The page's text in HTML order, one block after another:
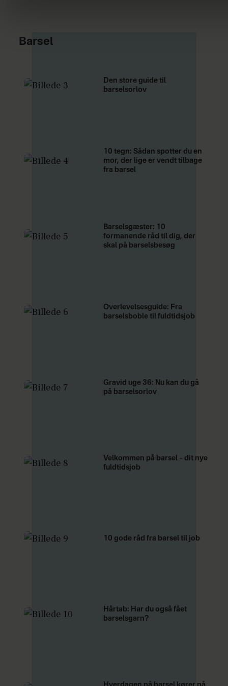
Barsel
Den store guide til
barselsorlov
10 tegn: Sådan spotter du en
mor, der lige er vendt tilbage
fra barsel
Barselsgæster: 10
formanende råd til dig, der
skal på barselsbesøg
Overlevelsesguide: Fra
barselsboble til fuldtidsjob
Gravid uge 36: Nu kan du gå
på barselsorlov
Velkommen på barsel – dit nye
fuldtidsjob
10 gode råd fra barsel til job
Hårtab: Har du også fået
barselsgarn?